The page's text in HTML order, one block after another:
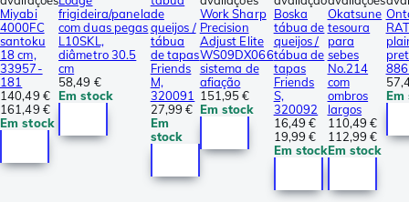
Miyabi
4000FC
santoku
18 cm,
33957-
181
140,49 €
161,49 €
Em stock
frigideira/panela
com duas pegas
L10SKL,
diâmetro 30.5
cm
58,49 €
Em stock
de
queijos /
tábua
de tapas
Friends
M,
320091
27,99 €
Em
stock
Work Sharp
Precision
Adjust Elite
WS09DX066
sistema de
afiação
151,95 €
Em stock
Boska
tábua de
queijos /
tábua de
tapas
Friends
S,
320092
16,49 €
19,99 €
Em stock
Okatsune
tesoura
para
sebes
No.214
com
ombros
largos
110,49 €
112,99 €
Em stock
Em